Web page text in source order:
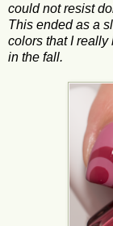
could not resist
This ended as a
colors that I
in the fall.